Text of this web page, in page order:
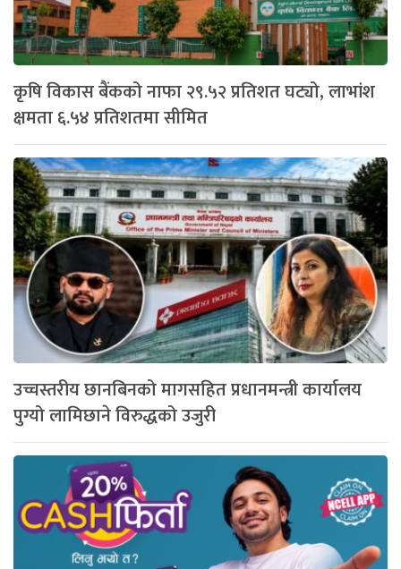
कृषि विकास बैंकको नाफा २९.५२ प्रतिशत घट्यो, लाभांश
क्षमता ६.५४ प्रतिशतमा सीमित
उच्चस्तरीय छानबिनको मागसहित प्रधानमन्त्री कार्यालय
पुग्यो लामिछाने विरुद्धको उजुरी